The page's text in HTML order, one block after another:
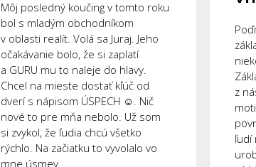
Môj posledný koučing v tomto roku
bol s mladým obchodníkom
v oblasti realít. Volá sa Juraj. Jeho
očakávanie bolo, že si zaplatí
a GURU mu to naleje do hlavy.
Chcel na mieste dostať kľúč od
dverí s nápisom ÚSPECH ☺. Nič
nové to pre mňa nebolo. Už som
si zvykol, že ľudia chcú všetko
rýchlo. Na začiatku to vyvolalo vo
mne úsmev...
z
ľudí